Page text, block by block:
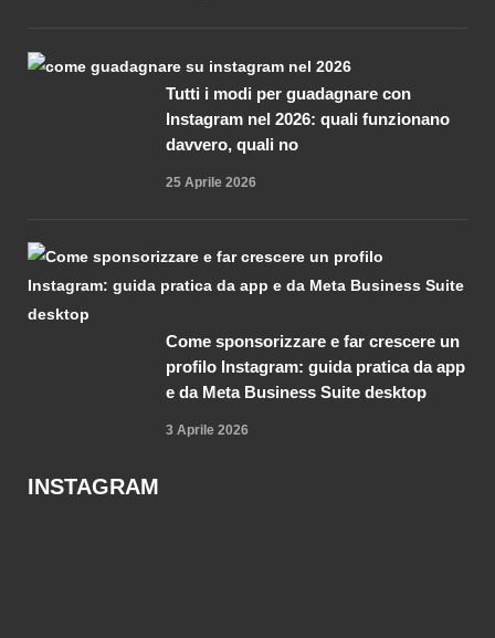
Tutti i modi per guadagnare con
Instagram nel 2026: quali funzionano
davvero, quali no
25 Aprile 2026
Come sponsorizzare e far crescere un
profilo Instagram: guida pratica da app
e da Meta Business Suite desktop
3 Aprile 2026
INSTAGRAM